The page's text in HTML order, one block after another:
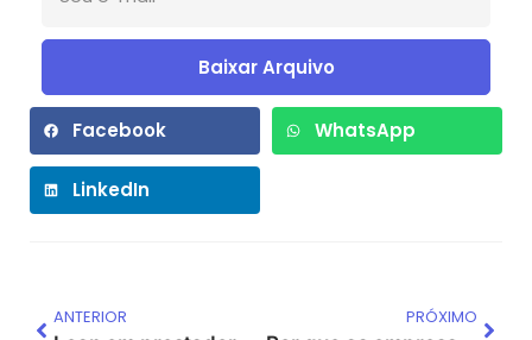
Baixar Arquivo
Facebook WhatsApp
LinkedIn
ANTERIOR PRÓXIMO